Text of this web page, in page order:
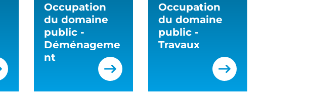
Occupation
du domaine
public -
Déménageme
nt
Occupation
du domaine
public -
Travaux